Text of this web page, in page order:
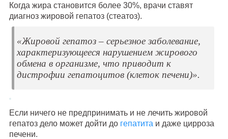
Когда жира становится более 30%, врачи ставят
диагноз жировой гепатоз (стеатоз).
«Жировой гепатоз – серьезное заболевание,
характеризующееся нарушением жирового
обмена в организме, что приводит к
дистрофии гепатоцитов (клеток печени)».
Если ничего не предпринимать и не лечить жировой
гепатоз дело может дойти до гепатита и даже цирроза
печени.